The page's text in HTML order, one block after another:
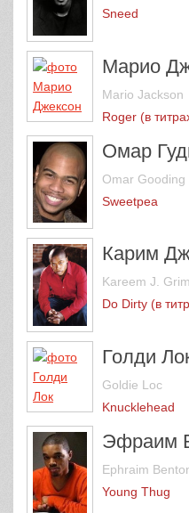
Sneed
Марио
Mario Jackson
Roger (в
Омар
Omar Gooding
Sweetpea
Карим
Kareem J.
Do Dirty (в
Голди
Goldie Loc
Knucklehead
Эфраим
Ephraim
Young Thug